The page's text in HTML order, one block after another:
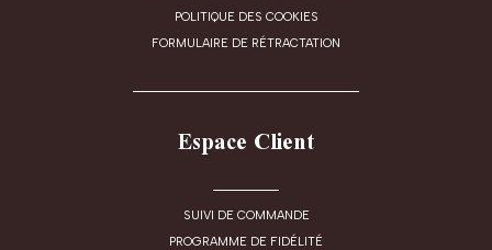
POLITIQUE DES COOKIES
FORMULAIRE DE RÉTRACTATION
Espace Client
SUIVI DE COMMANDE
PROGRAMME DE FIDÉLITÉ